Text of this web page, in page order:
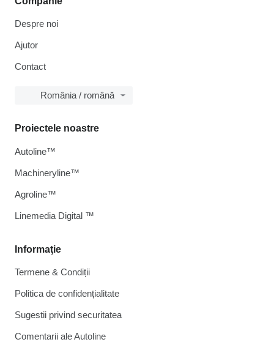
Despre noi
Ajutor
Contact
România / română
Informaţie
Termene & Condiții
Politica de confidențialitate
Sugestii privind securitatea
Comentarii ale Autoline
Proiectele noastre
Autoline™
Machineryline™
Agroline™
Linemedia Digital ™